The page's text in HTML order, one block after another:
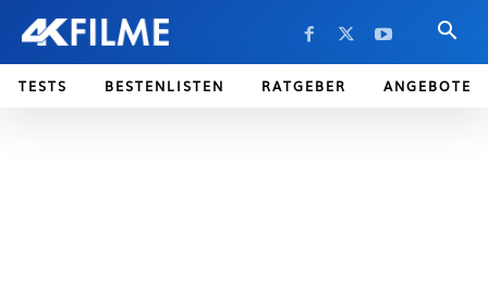
TESTS BESTENLISTEN RATGEBER ANGEBOTE